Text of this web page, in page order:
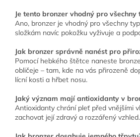
Je tento bronzer vhodný pro všechny
Ano, bronzer je vhodný pro všechny
složkám navíc pokožku vyživuje a
Jak bronzer správně nanést pro
Pomocí hebkého štětce naneste
obličeje – tam, kde na vás přirozeně
lícní kosti a hřbet nosu.
Jaký význam mají antioxidanty v
Antioxidanty chrání pleť před vnějšími
zachovat její zdravý a rozzářený vzhled.